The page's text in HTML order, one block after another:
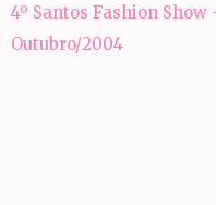
Navegação
de
4º Santos Fashion Show
Outubro/2004